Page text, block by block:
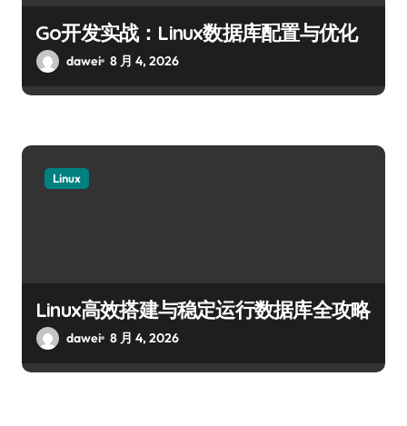
Go开发实战：Linux数据库配置与优化
dawei 8 月 4, 2026
Linux
Linux高效搭建与稳定运行数据库全攻略
dawei 8 月 4, 2026